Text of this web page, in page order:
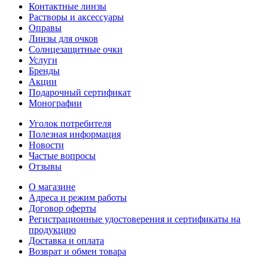
Контактные линзы
Растворы и аксессуары
Оправы
Линзы для очков
Солнцезащитные очки
Услуги
Бренды
Акции
Подарочный сертификат
Монографии
Уголок потребителя
Полезная информация
Новости
Частые вопросы
Отзывы
О магазине
Адреса и режим работы
Договор оферты
Регистрационные удостоверения и сертификаты на
продукцию
Доставка и оплата
Возврат и обмен товара